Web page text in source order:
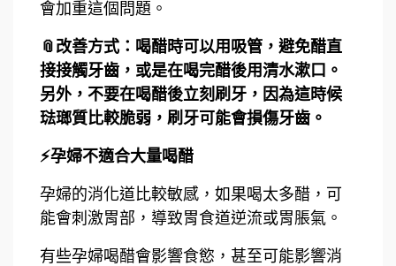
會加重這個問題。
📎改善方式：喝醋時可以用吸管，避免醋直
接接觸牙齒，或是在喝完醋後用清水漱口。
另外，不要在喝醋後立刻刷牙，因為這時候
琺瑯質比較脆弱，刷牙可能會損傷牙齒。
⚡孕婦不適合大量喝醋
孕婦的消化道比較敏感，如果喝太多醋，可
能會刺激胃部，導致胃食道逆流或胃脹氣。
有些孕婦喝醋會影響食慾，甚至可能影響消